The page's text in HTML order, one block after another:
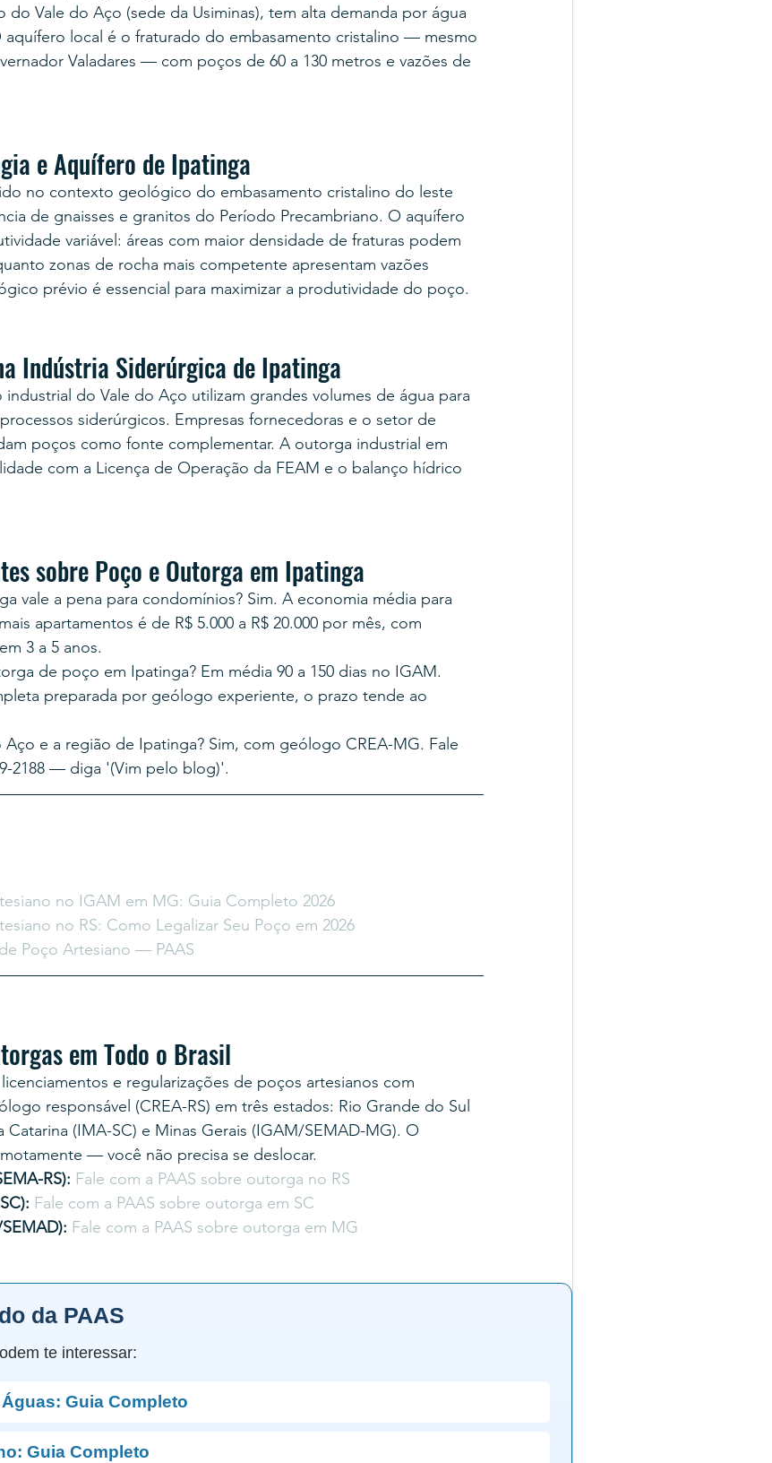
Vale do Aço (sede da Usiminas), tem alta demanda por água
aquífero local é o fraturado do embasamento cristalino — mesmo
Valadares — com poços de 60 a 130 metros e vazões de
e Aquífero de Ipatinga
no contexto geológico do embasamento cristalino do leste
de gnaisses e granitos do Período Precambriano. O aquífero
variável: áreas com maior densidade de fraturas podem
zonas de rocha mais competente apresentam vazões
prévio é essencial para maximizar a produtividade do poço.
Indústria Siderúrgica de Ipatinga
do Vale do Aço utilizam grandes volumes de água para
siderúrgicos. Empresas fornecedoras e o setor de
poços como fonte complementar. A outorga industrial em
com a Licença de Operação da FEAM e o balanço hídrico
sobre Poço e Outorga em Ipatinga
vale a pena para condomínios? Sim. A economia média para
apartamentos é de R$ 5.000 a R$ 20.000 por mês, com
3 a 5 anos.
de poço em Ipatinga? Em média 90 a 150 dias no IGAM.
preparada por geólogo experiente, o prazo tende ao
Aço e a região de Ipatinga? Sim, com geólogo CREA-MG. Fale
2188 — diga '(Vim pelo blog)'.
no IGAM em MG: Guia Completo 2026
no RS: Como Legalizar Seu Poço em 2026
Poço Artesiano — PAAS
em Todo o Brasil
e regularizações de poços artesianos com
responsável (CREA-RS) em três estados: Rio Grande do Sul
Catarina (IMA-SC) e Minas Gerais (IGAM/SEMAD-MG). O
— você não precisa se deslocar.
RS): Fale com a PAAS sobre outorga no RS
Fale com a PAAS sobre outorga em SC
Fale com a PAAS sobre outorga em MG
da PAAS
te interessar:
Guia Completo
Guia Completo